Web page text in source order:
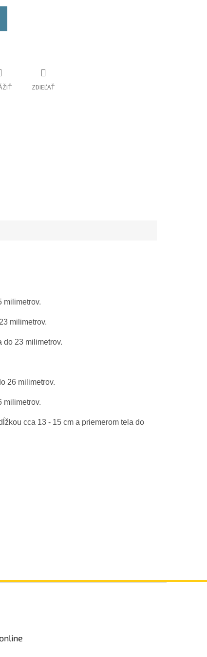
ZDIEĽAŤ
milimetrov.
milimetrov.
do 23 milimetrov.
26 milimetrov.
milimetrov.
cca 13 - 15 cm a priemerom tela do